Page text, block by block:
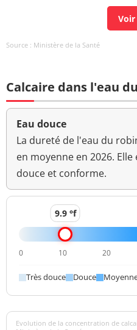
Résiduel de ClO2
Carbone organique
0,64
Coloration
Couleur (qualitatif)
Bactéries coliformes
Bact. aér. revivifiables
<1
Source : Ministère de la Santé
Calcaire dans l'eau
Eau douce
La dureté de l'eau du
en moyenne en 2026.
douce et conforme.
9.9 °f
0 10 20
Très douce Douce
Evolution de la concentration de